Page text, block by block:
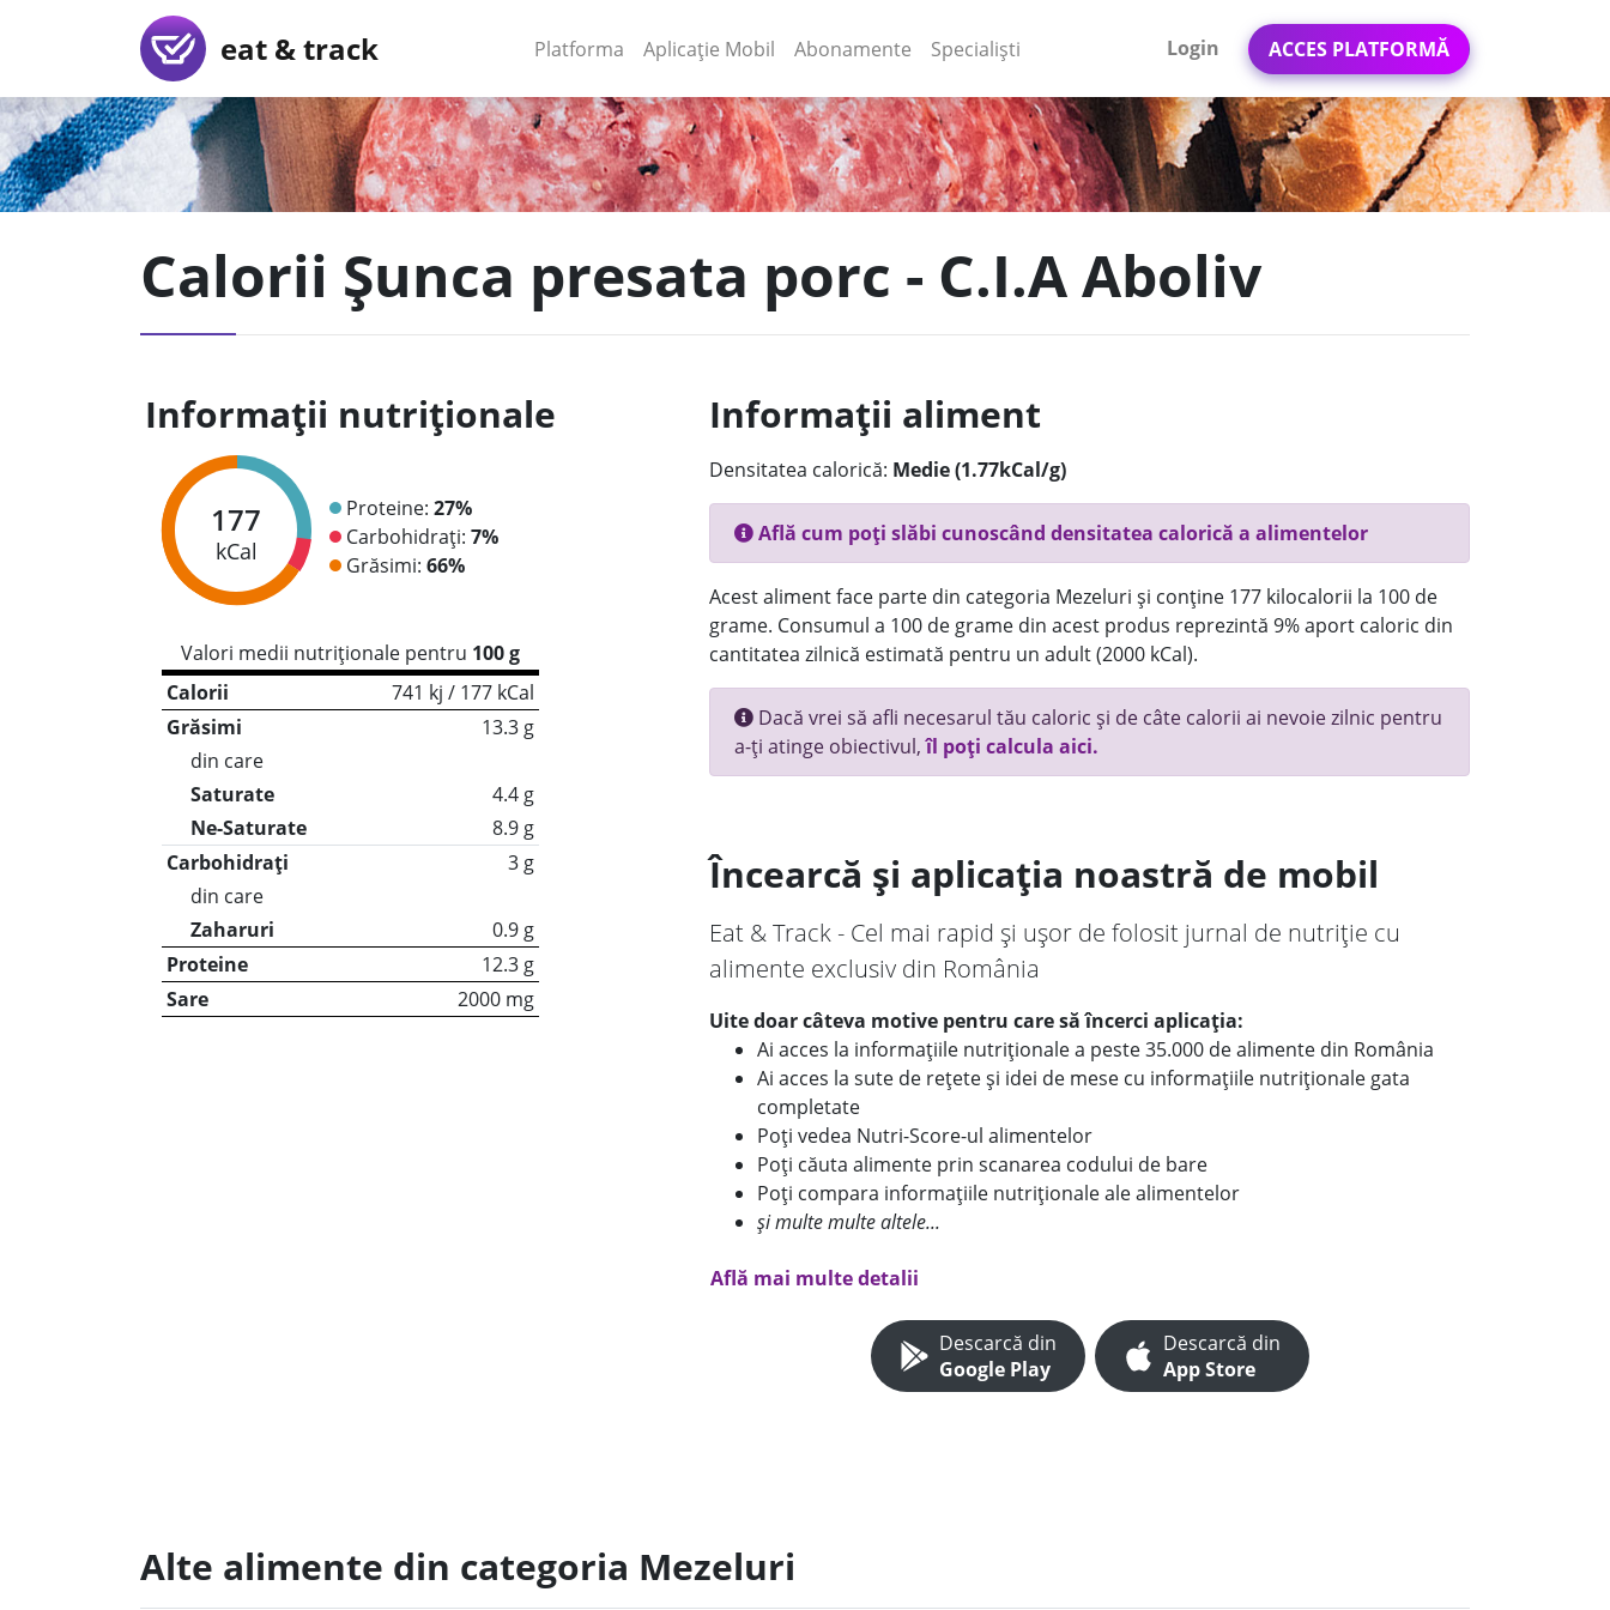
eat & track Platforma (current)
Aplicație Mobil (current)
Abonamente Specialiști Login ACCES PLATFORMĂ
Calorii Șunca presata porc - C.I.A Aboliv
Informații nutriționale
177
kCal
Proteine: 27%
Carbohidrați: 7%
Grăsimi: 66%
Valori medii nutriționale pentru 100 g
Calorii
741 kj / 177 kCal
Grăsimi
13.3 g
din care
Saturate
4.4 g
Ne-Saturate
8.9 g
Carbohidrați
3 g
din care
Zaharuri
0.9 g
Proteine
12.3 g
Sare
2000 mg
Informații aliment
Densitatea calorică: Medie (1.77kCal/g)
Află cum poți slăbi cunoscând densitatea calorică a alimentelor
Acest aliment face parte din categoria Mezeluri și conține 177 kilocalorii la 100 de
grame. Consumul a 100 de grame din acest produs reprezintă 9% aport caloric din
cantitatea zilnică estimată pentru un adult (2000 kCal).
Dacă vrei să afli necesarul tău caloric și de câte calorii ai nevoie zilnic pentru
a-ți atinge obiectivul,îl poți calcula aici.
Încearcă și aplicația noastră de mobil
Eat & Track - Cel mai rapid și ușor de folosit jurnal de nutriție cu
alimente exclusiv din România
Uite doar câteva motive pentru care să încerci aplicația:
Ai acces la informațiile nutriționale a peste 35.000 de alimente din România
Ai acces la sute de rețete și idei de mese cu informațiile nutriționale gata
completate
Poți vedea Nutri-Score-ul alimentelor
Poți căuta alimente prin scanarea codului de bare
Poți compara informațiile nutriționale ale alimentelor
și multe multe altele...
Află mai multe detalii
Descarcă din
Google Play
Descarcă din
App Store
Alte alimente din categoria Mezeluri